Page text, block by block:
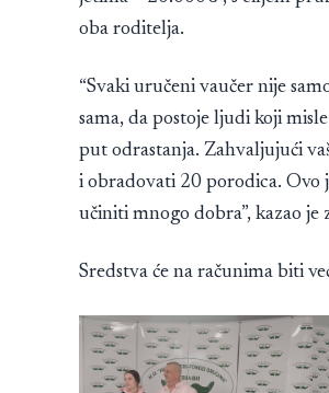
oba roditelja.
“Svaki uručeni vaučer nije
sama, da postoje ljudi koji
put odrastanja. Zahvaljujući
i obradovati 20 porodica. Ovo
učiniti mnogo dobra”, kazao
Sredstva će na računima biti